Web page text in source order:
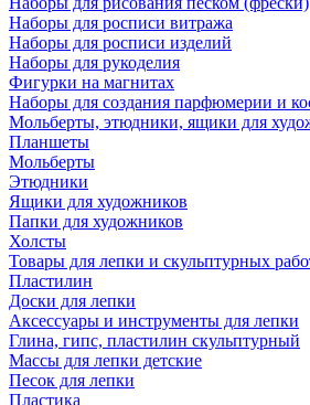
Наборы для росписи витража
Наборы для росписи изделий
Наборы для рукоделия
Фигурки на магнитах
Наборы для создания парфюмерии и
Мольберты, этюдники, ящики для
Планшеты
Мольберты
Этюдники
Ящики для художников
Папки для художников
Холсты
Товары для лепки и скульптурных
Пластилин
Доски для лепки
Аксессуары и инструменты для лепки
Глина, гипс, пластилин скульптурный
Массы для лепки детские
Песок для лепки
Пластика